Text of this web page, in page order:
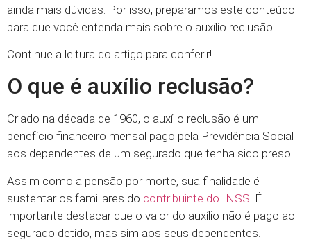
ainda mais dúvidas. Por isso, preparamos este conteúdo
para que você entenda mais sobre o auxílio reclusão.
Continue a leitura do artigo para conferir!
O que é auxílio reclusão?
Criado na década de 1960, o auxílio reclusão é um
benefício financeiro mensal pago pela Previdência Social
aos dependentes de um segurado que tenha sido preso.
Assim como a pensão por morte, sua finalidade é
sustentar os familiares do contribuinte do INSS . É
importante destacar que o valor do auxílio não é pago ao
segurado detido, mas sim aos seus dependentes.